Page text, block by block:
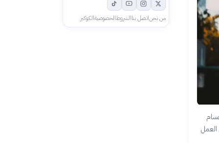
العمل
من نحناتصل بناالشروطالخصوصيةالكوكيز